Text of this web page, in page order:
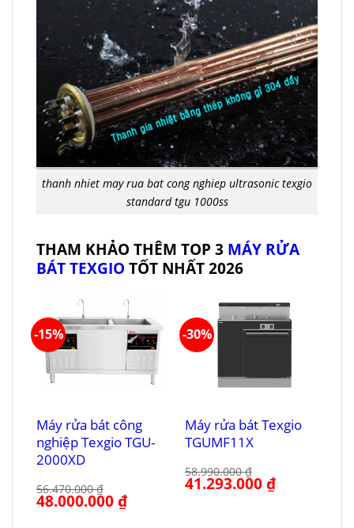
thanh nhiet may rua bat cong nghiep ultrasonic texgio
standard tgu 1000ss
THAM KHẢO THÊM TOP 3 MÁY RỬA
BÁT TEXGIO TỐT NHẤT 2026
-15%
Máy rửa bát công
nghiệp Texgio TGU-
2000XD
56.470.000₫
Giá
gốc
48.000.000₫Giá
hiện
-30%
Máy rửa bát Texgio
TGUMF11X
58.990.000₫
Giá
gốc
41.293.000₫Giá
hiện